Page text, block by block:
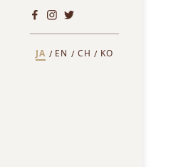
JA EN CH KO